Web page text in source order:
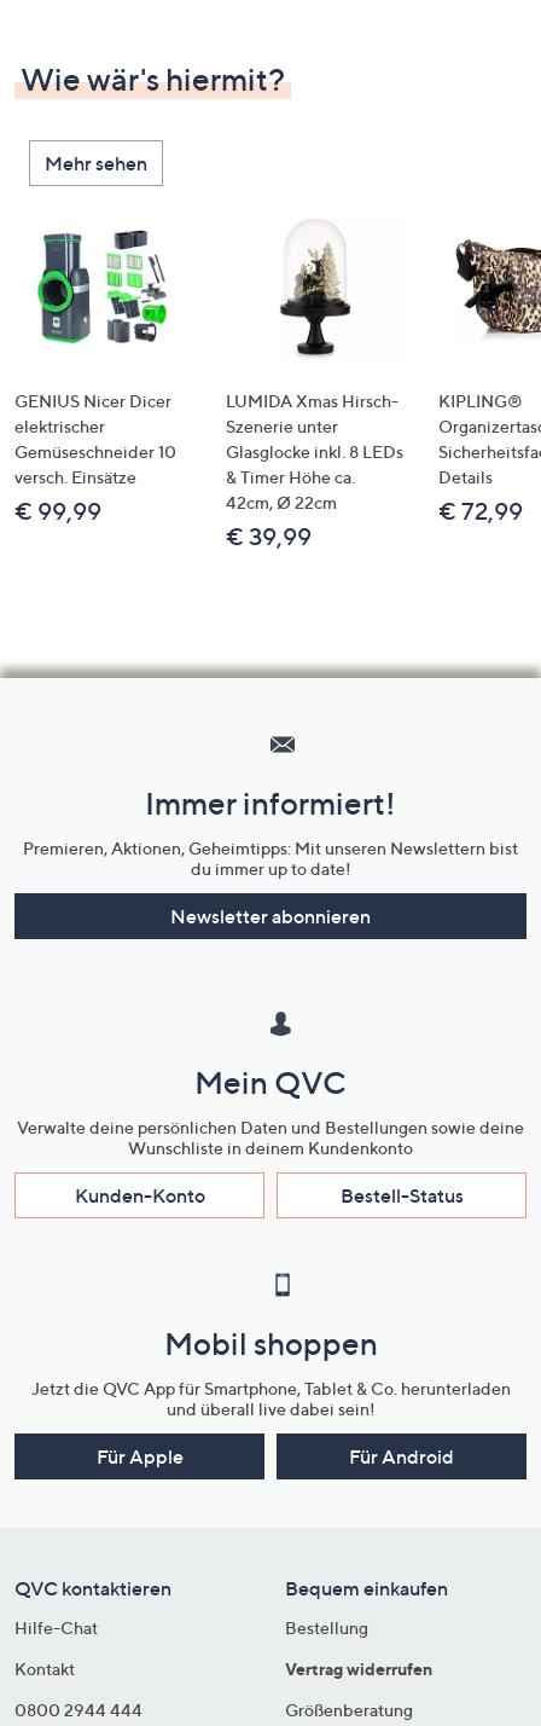
Wie wär's hiermit?
Mehr sehen
GENIUS Nicer Dicer
elektrischer
Gemüseschneider 10
versch. Einsätze
€ 99,99
LUMIDA Xmas Hirsch-
Szenerie unter
Glasglocke inkl. 8 LEDs
& Timer Höhe ca.
42cm, Ø 22cm
€ 39,99
KIPLING®
Details
€ 72,99
Unternehmensinformationen
Immer informiert!
Premieren, Aktionen, Geheimtipps: Mit unseren Newslettern bist
du immer up to date!
Newsletter abonnieren
Mein QVC
Verwalte deine persönlichen Daten und Bestellungen sowie deine
Wunschliste in deinem Kundenkonto
Kunden-Konto Bestell-Status
Mobil shoppen
Jetzt die QVC App für Smartphone, Tablet & Co. herunterladen
und überall live dabei sein!
Für Apple Für Android
QVC kontaktieren
Hilfe-Chat
Kontakt
0800 2944 444
Bequem einkaufen
Bestellung
Vertrag widerrufen
Größenberatung